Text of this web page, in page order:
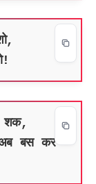
शक,
बस कर